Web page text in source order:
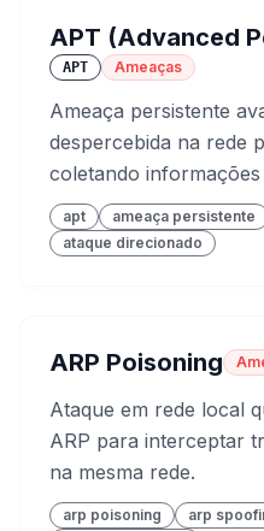
APT (Advanced
APT Ameaças
Ameaça persistente
despercebida na rede
coletando informações
apt ameaça persistente
ataque direcionado
ARP Poisoning
Ataque em rede local
ARP para interceptar
na mesma rede.
arp poisoning arp